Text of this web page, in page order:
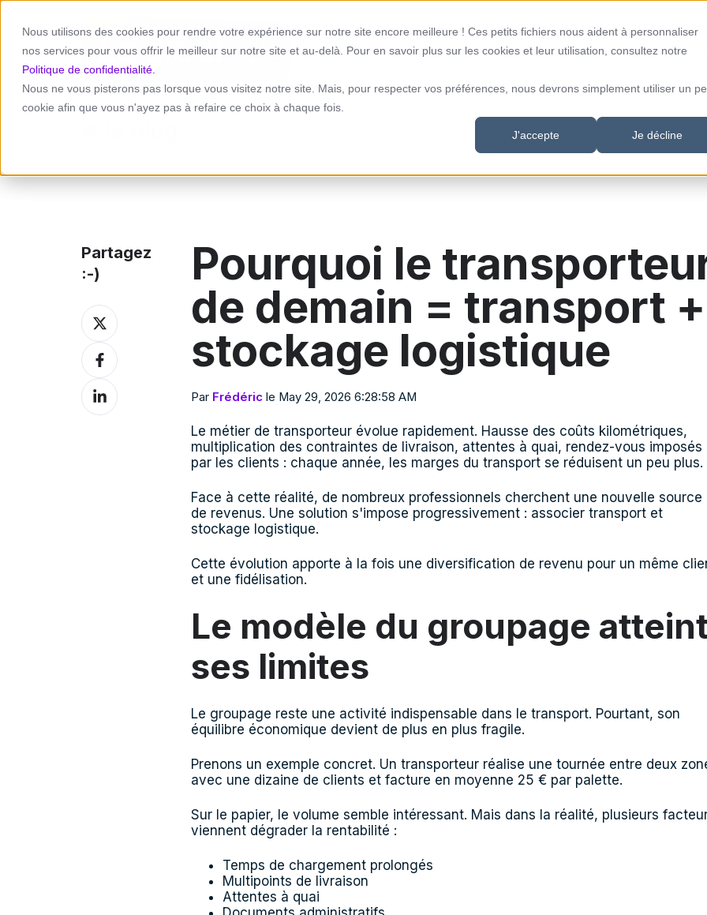
Nous utilisons des cookies pour rendre votre expérience sur notre site encore meilleure ! Ces petits fichiers nous aident à personnaliser
nos services pour vous offrir le meilleur sur notre site et au-delà. Pour en savoir plus sur les cookies et leur utilisation, consultez notre
Politique de confidentialité.
Nous ne vous pisterons pas lorsque vous visitez notre site. Mais, pour respecter vos préférences, nous devrons simplement utiliser un
cookie afin que vous n'ayez pas à refaire ce choix à chaque fois.
J'accepte Je décline
Stockage logistique Transport de colis et palettes
Partagez
:-)
Partagez
sur
Twitter
Partagez
sur
Facebook
Partagez
sur
LinkedIn
Pourquoi le
de demain = transport +
stockage logistique
Par Frédéric le May 29, 2026 6:28:58 AM
Le métier de transporteur évolue rapidement. Hausse des coûts kilométriques,
multiplication des contraintes de livraison, attentes à quai, rendez-vous imposés
par les clients : chaque année, les marges du transport se réduisent un peu plus.
Face à cette réalité, de nombreux professionnels cherchent une nouvelle source
de revenus. Une solution s'impose progressivement : associer transport et
stockage logistique.
Cette évolution apporte à la fois une diversification de revenu pour un même
et une fidélisation.
Le modèle du groupage
ses limites
Le groupage reste une activité indispensable dans le transport. Pourtant, son
équilibre économique devient de plus en plus fragile.
Prenons un exemple concret. Un transporteur réalise une tournée entre deux
avec une dizaine de clients et facture en moyenne 25 € par palette.
Sur le papier, le volume semble intéressant. Mais dans la réalité, plusieurs
viennent dégrader la rentabilité :
Temps de chargement prolongés
Multipoints de livraison
Attentes à quai